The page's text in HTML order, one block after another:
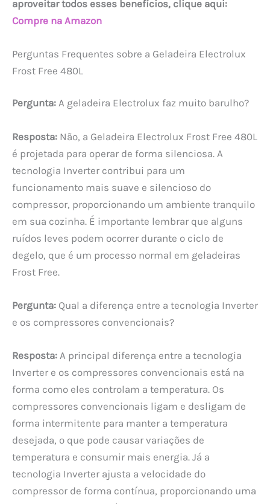
aproveitar todos esses benefícios, clique aqui:
Compre na Amazon
Perguntas Frequentes sobre a Geladeira Electrolux
Frost Free 480L
Pergunta: A geladeira Electrolux faz muito barulho?
Resposta: Não, a Geladeira Electrolux Frost Free 480L
é projetada para operar de forma silenciosa. A
tecnologia Inverter contribui para um
funcionamento mais suave e silencioso do
compressor, proporcionando um ambiente tranquilo
em sua cozinha. É importante lembrar que alguns
ruídos leves podem ocorrer durante o ciclo de
degelo, que é um processo normal em geladeiras
Frost Free.
Pergunta: Qual a diferença entre a tecnologia Inverter
e os compressores convencionais?
Resposta: A principal diferença entre a tecnologia
Inverter e os compressores convencionais está na
forma como eles controlam a temperatura. Os
compressores convencionais ligam e desligam de
forma intermitente para manter a temperatura
desejada, o que pode causar variações de
temperatura e consumir mais energia. Já a
tecnologia Inverter ajusta a velocidade do
compressor de forma contínua, proporcionando uma